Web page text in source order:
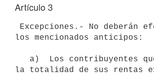
Artículo 3
los mencionados anticipos:
la totalidad de sus rentas